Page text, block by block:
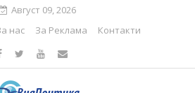
Август 09, 2026
нас За Реклама Контакти